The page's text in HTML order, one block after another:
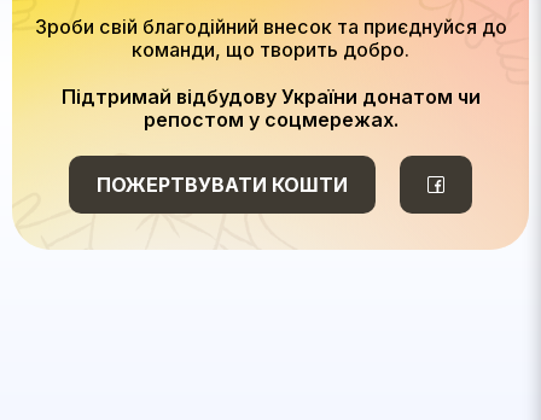
Зроби свій благодійний внесок та приєднуйся до
команди, що творить добро.
Підтримай відбудову України донатом чи
репостом у соцмережах.
ПОЖЕРТВУВАТИ КОШТИ